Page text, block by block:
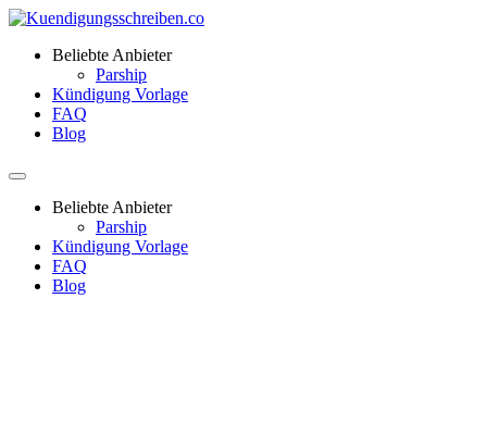
Beliebte Anbieter
Parship
Kündigung Vorlage
FAQ
Blog
Beliebte Anbieter
Parship
Kündigung Vorlage
FAQ
Blog